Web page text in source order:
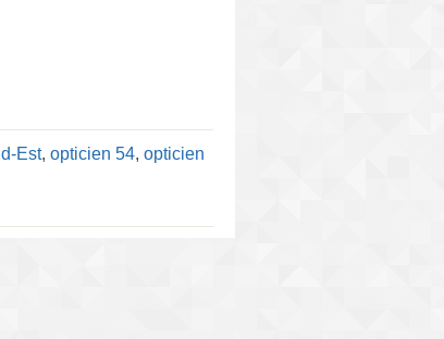
Est, opticien 54, opticien